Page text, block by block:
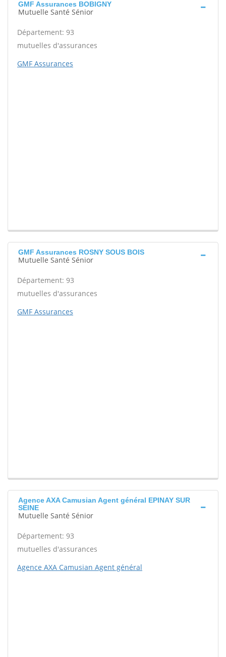
GMF Assurances BOBIGNY
Mutuelle Santé Sénior
Département: 93
mutuelles d'assurances
GMF Assurances
GMF Assurances ROSNY SOUS BOIS
Mutuelle Santé Sénior
Département: 93
mutuelles d'assurances
GMF Assurances
Agence AXA Camusian Agent général EPINAY SUR
SEINE
Mutuelle Santé Sénior
Département: 93
mutuelles d'assurances
Agence AXA Camusian Agent général